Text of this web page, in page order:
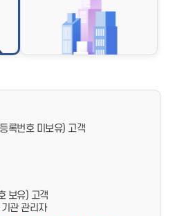
록번호 미보유) 고객
보유) 고객
관 관리자